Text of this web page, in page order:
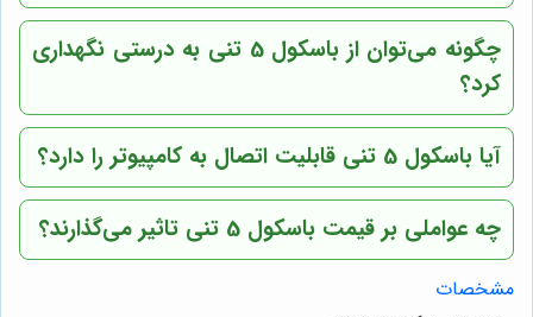
چگونه می‌توان از باسکول 5 تنی به درستی نگهداری
کرد؟
آیا باسکول 5 تنی قابلیت اتصال به کامپیوتر را دارد؟
چه عواملی بر قیمت باسکول 5 تنی تاثیر می‌گذارند؟
مشخصات